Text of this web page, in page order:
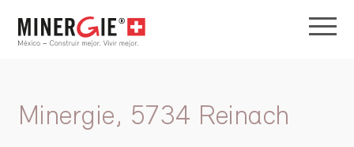
Minergie, 5734 Reinach